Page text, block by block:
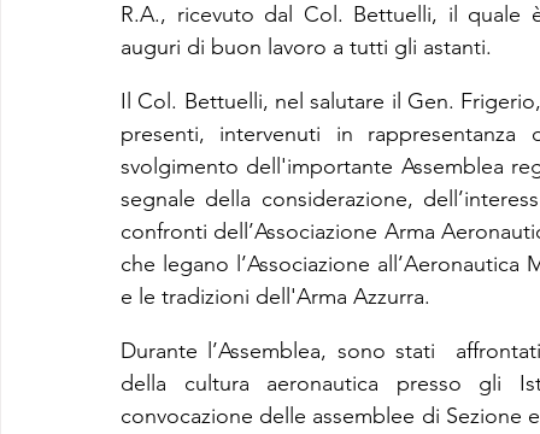
R.A., ricevuto dal Col. Bettuelli, il
auguri di buon lavoro a tutti gli astanti.
Il Col. Bettuelli, nel salutare il Gen.
presenti, intervenuti in
svolgimento dell'importante Assemblea
segnale della considerazione,
confronti dell’Associazione Arma
che legano l’Associazione
e le tradizioni dell'Arma Azzurra.
Durante l’Assemblea, sono stati
della cultura aeronautica presso gli
convocazione delle assemblee di Sezione